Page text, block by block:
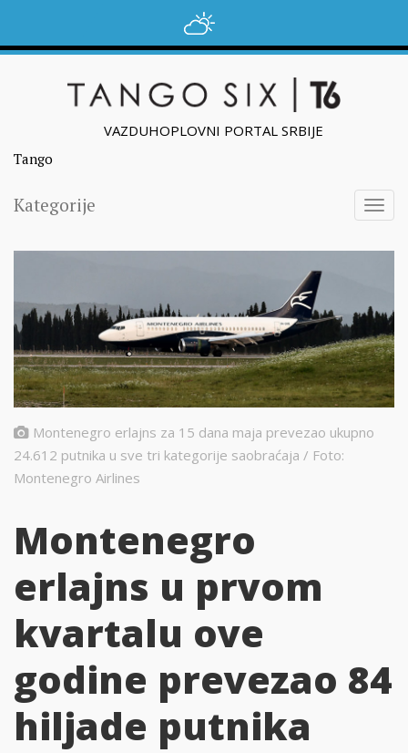
VAZDUHOPLOVNI PORTAL SRBIJE
Tango
Kategorije
Montenegro erlajns za 15 dana maja prevezao ukupno
24.612 putnika u sve tri kategorije saobraćaja / Foto:
Montenegro Airlines
Montenegro
erlajns u prvom
kvartalu ove
godine prevezao 84
hiljade putnika